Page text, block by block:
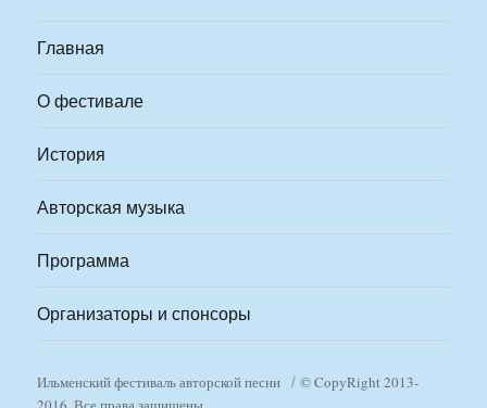
Главная
О фестивале
История
Авторская музыка
Программа
Организаторы и спонсоры
Ильменский фестиваль авторской песни
© CopyRight 2013-